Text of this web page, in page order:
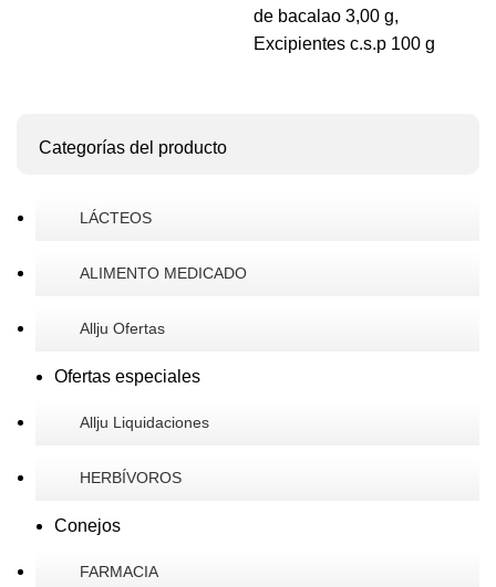
Categorías del producto
LÁCTEOS
ALIMENTO MEDICADO
Allju Ofertas
Ofertas especiales
Allju Liquidaciones
HERBÍVOROS
Conejos
FARMACIA
de bacalao 3,00 g,
Excipientes c.s.p 100 g